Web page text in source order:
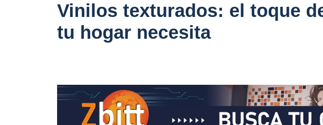
Vinilos texturados: el toque
tu hogar necesita